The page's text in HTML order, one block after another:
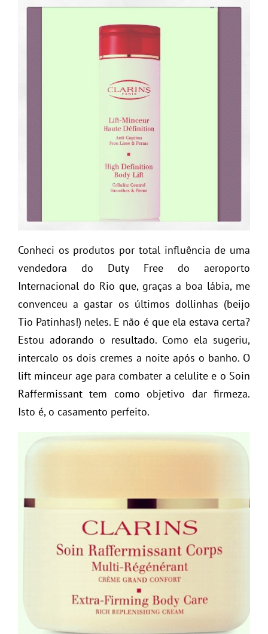
Conheci os produtos por total influência de uma
vendedora do Duty Free do aeroporto
Internacional do Rio que, graças a boa lábia, me
convenceu a gastar os últimos dollinhas (beijo
Tio Patinhas!) neles. E não é que ela estava certa?
Estou adorando o resultado. Como ela sugeriu,
intercalo os dois cremes a noite após o banho. O
lift minceur age para combater a celulite e o Soin
Raffermissant tem como objetivo dar firmeza.
Isto é, o casamento perfeito.